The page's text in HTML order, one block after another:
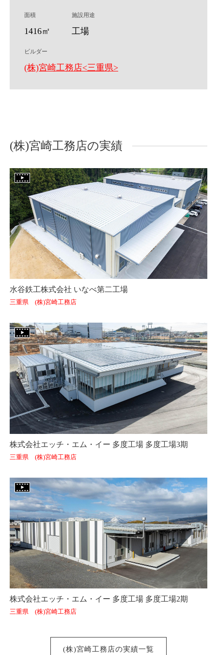
面積
1416㎡
施設用途
工場
ビルダー
(株)宮崎工務店<三重県>
(株)宮崎工務店の実績
水谷鉄工株式会社 いなべ第二工場
三重県 (株)宮崎工務店
株式会社エッチ・エム・イー 多度工場 多度工場3期
三重県 (株)宮崎工務店
株式会社エッチ・エム・イー 多度工場 多度工場2期
三重県 (株)宮崎工務店
(株)宮崎工務店の実績一覧